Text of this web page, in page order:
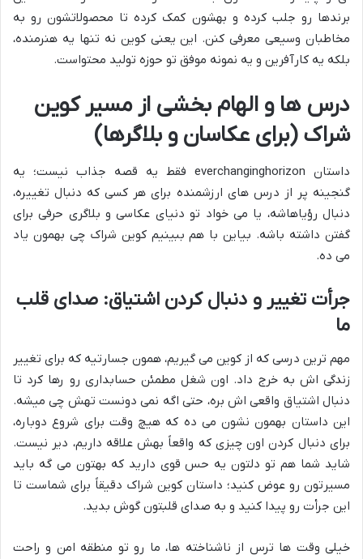
برندها رو جلب کرده و بهشون کمک کرده تا محصولاتشون رو به
مخاطبان وسیعی معرفی کنن. این یعنی کوین نه تنها یه هنرمنده،
بلکه یه کارآفرین و یه نمونه موفق تو حوزه تولید محتواست.
درس ها و الهام بخشی از مسیر کوین
شراک (برای عکاسان و بلاگرها)
داستان everchanginghorizon فقط یه قصه جذاب نیست؛ یه
گنجینه پر از درس های ارزشمنده برای هر کسی که دنبال تغییره،
دنبال رؤیاهاشه، یا می خواد تو دنیای عکاسی و بلاگری حرفی برای
گفتن داشته باشه. بیاین با هم ببینیم کوین شراک چی بهمون یاد
می ده.
جرأت تغییر و دنبال کردن اشتیاق: صدای قلب
ما
مهم ترین درسی که از کوین می گیریم، همون جسارتیه که برای تغییر
زندگی اش به خرج داد. اون شغل مطمئن حسابداری رو رها کرد تا
دنبال اشتیاق واقعی اش بره، حتی اگه نمی دونست تهش چی میشه.
این داستان بهمون نشون می ده که هیچ وقت برای شروع دوباره،
برای دنبال کردن اون چیزی که واقعاً بهش علاقه داریم، دیر نیست.
شاید شما هم تو دلتون یه حس قوی دارید که بهتون می گه باید
مسیرتون رو عوض کنید؛ داستان کوین شراک دقیقاً برای شماست تا
این جرأت رو پیدا کنید و به صدای قلبتون گوش بدید.
خیلی وقت ها ترس از ناشناخته ها، ما رو تو منطقه امن و راحت